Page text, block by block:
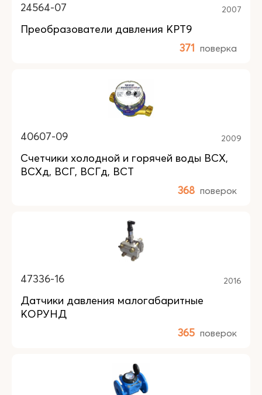
24564-07 2007
Преобразователи давления КРТ9
371 поверка
40607-09 2009
Счетчики холодной и горячей воды ВСХ,
ВСХд, ВСГ, ВСГд, ВСТ
368 поверок
47336-16 2016
Датчики давления малогабаритные
КОРУНД
365 поверок